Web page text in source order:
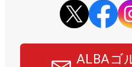
ALBAゴ